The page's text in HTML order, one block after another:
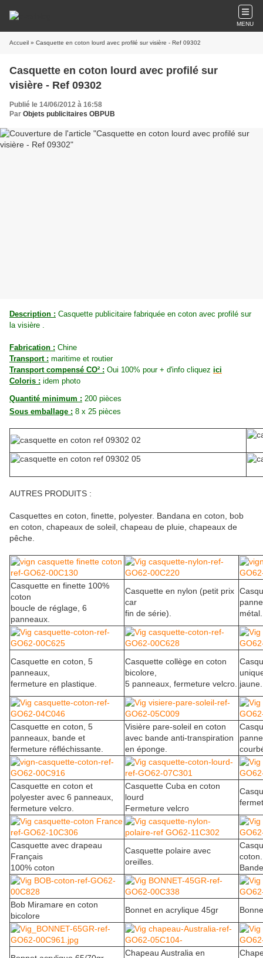
MENU
Accueil » Casquette en coton lourd avec profilé sur visière - Ref 09302
Casquette en coton lourd avec profilé sur
visière - Ref 09302
Publié le 14/06/2012 à 16:58
Par Objets publicitaires OBPUB
Description : Casquette publicitaire fabriquée en coton avec profilé sur
la visière .
Fabrication : Chine
Transport : maritime et routier
Transport compensé CO² : Oui 100% pour + d'info cliquez ici
Coloris : idem photo
Quantité minimum : 200 pièces
Sous emballage : 8 x 25 pièces
AUTRES PRODUITS :
Casquettes en coton, finette, polyester. Bandana en coton, bob
en coton, chapeaux de soleil, chapeau de pluie, chapeaux de
pêche.
Casquette en finette 100%
coton
boucle de réglage, 6
panneaux.
Casquette en nylon (petit prix
car
fin de série).
métal.
Casquette en coton, 5
panneaux,
fermeture en plastique.
Casquette collège en coton
bicolore,
5 panneaux, fermeture velcro. jaune.
Casquette en coton, 5
panneaux, bande et
fermeture réfléchissante.
Visière pare-soleil en coton
avec bande anti-transpiration
en éponge.
Casquette en coton et
polyester avec 6 panneaux,
fermeture velcro.
Casquette Cuba en coton
lourd
Fermeture velcro
Casquette avec drapeau
Français
100% coton
Casquette polaire avec
oreilles.
coton.
Bob Miramare en coton
bicolore
Bonnet en acrylique 45gr
Chapeau Australia en